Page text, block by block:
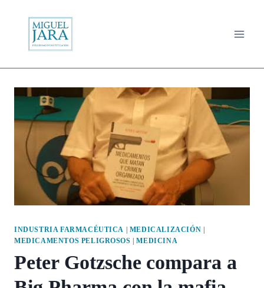
contenido
INDUSTRIA FARMACÉUTICA MEDICALIZACIÓN
MEDICAMENTOS PELIGROSOS |MEDICINA
Peter Gotzsche compara a